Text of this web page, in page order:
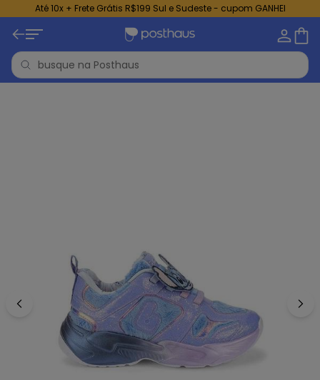
Até 10x + Frete Grátis R$199 Sul e Sudeste - cupom GANHEI